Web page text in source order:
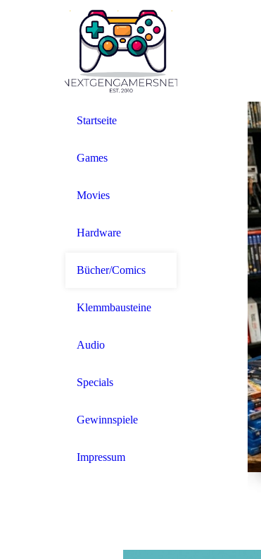
Startseite
Games
Movies
Hardware
Bücher/Comics
Klemmbausteine
Audio
Specials
Gewinnspiele
Impressum